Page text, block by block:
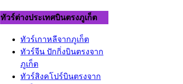
ทัวร์ต่างประเทศบินตรงภูเก็ต
ทัวร์เกาหลีจากภูเก็ต
ทัวร์จีน ปักกิ่งบินตรงจาก
ภูเก็ต
ทัวร์สิงคโปร์บินตรงจาก